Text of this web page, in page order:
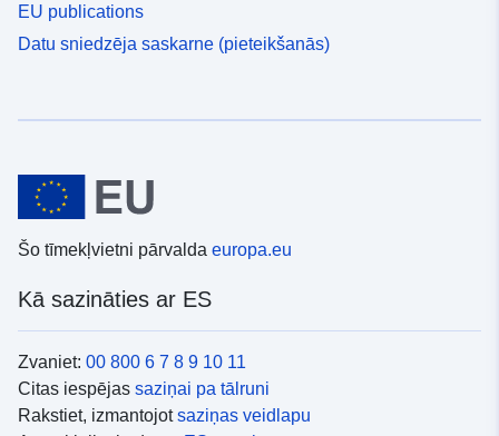
EU publications
Datu sniedzēja saskarne (pieteikšanās)
Šo tīmekļvietni pārvalda europa.eu
Kā sazināties ar ES
Zvaniet: 00 800 6 7 8 9 10 11
Citas iespējas saziņai pa tālruni
Rakstiet, izmantojotsaziņas veidlapu